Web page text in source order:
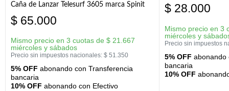
Caña de Lanzar Telesurf 3605 marca Spinit
$ 65.000
Mismo precio en 3 cuotas de $ 21.667
miércoles y sábados
Precio sin impuestos nacionales: $ 51.350
5% OFF abonando con Transferencia
bancaria
10% OFF abonando con Efectivo
$ 28.000
Mismo precio en 3
miércoles y
Precio sin impuestos
5% OFF abonando
bancaria
10% OFF